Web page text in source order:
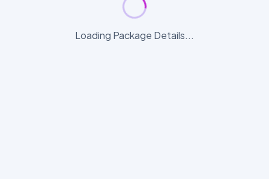
Loading Package Details...